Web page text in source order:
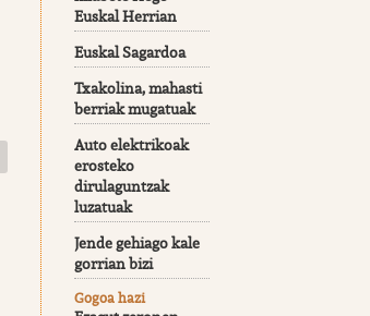
Euskal Herrian
Euskal Sagardoa
Txakolina, mahasti
berriak mugatuak
Auto elektrikoak
erosteko
dirulaguntzak
luzatuak
Jende gehiago kale
gorrian bizi
Gogoa hazi